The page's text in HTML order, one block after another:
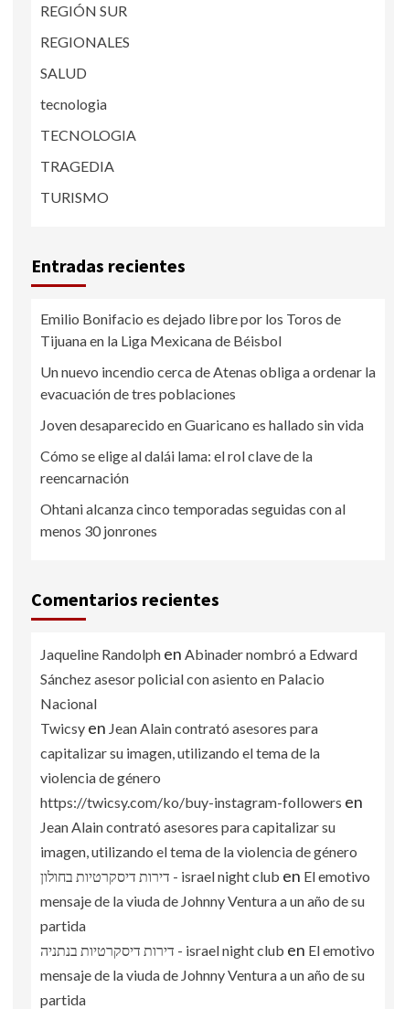
REGIÓN SUR
REGIONALES
SALUD
tecnologia
TECNOLOGIA
TRAGEDIA
TURISMO
Entradas recientes
Emilio Bonifacio es dejado libre por los Toros de
Tijuana en la Liga Mexicana de Béisbol
Un nuevo incendio cerca de Atenas obliga a ordenar la
evacuación de tres poblaciones
Joven desaparecido en Guaricano es hallado sin vida
Cómo se elige al dalái lama: el rol clave de la
reencarnación
Ohtani alcanza cinco temporadas seguidas con al
menos 30 jonrones
Comentarios recientes
Jaqueline Randolphen Abinader nombró a Edward
Sánchez asesor policial con asiento en Palacio
Nacional
Twicsyen Jean Alain contrató asesores para
capitalizar su imagen, utilizando el tema de la
violencia de género
https://twicsy.com/ko/buy-instagram-followers en
Jean Alain contrató asesores para capitalizar su
imagen, utilizando el tema de la violencia de género
דירות דיסקרטיות בחולון - israel night club en El emotivo
mensaje de la viuda de Johnny Ventura a un año de su
partida
דירות דיסקרטיות בנתניה - israel night club en El emotivo
mensaje de la viuda de Johnny Ventura a un año de su
partida